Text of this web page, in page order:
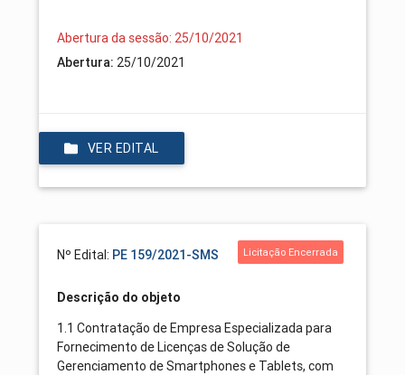
Abertura da sessão: 25/10/2021
Abertura: 25/10/2021
VER EDITAL
Nº Edital: PE 159/2021-SMS Licitação Encerrada
Descrição do objeto
1.1 Contratação de Empresa Especializada para
Fornecimento de Licenças de Solução de
Gerenciamento de Smartphones e Tablets, com